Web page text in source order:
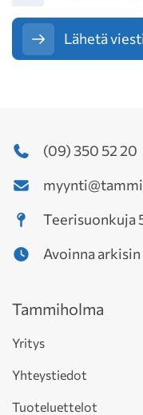
Lähetä
(09) 350 52 20
Teerisuonkuja
Avoinna
Tammiholma
Yritys
Yhteystiedot
Tuoteluettelot